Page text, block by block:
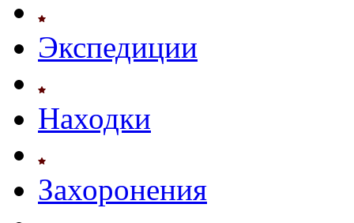
Экспедиции
Находки
Захоронения